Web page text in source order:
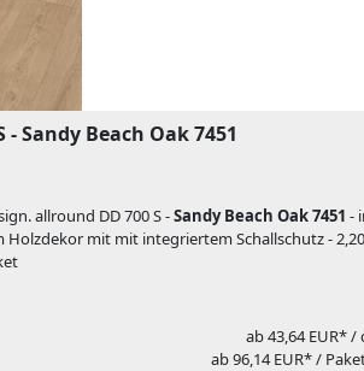
- Sandy Beach Oak 7451
allround DD 700 S -Sandy Beach Oak 7451 -
Holzdekor mit mit integriertem Schallschutz -
ab43,64 EUR*/
ab 96,14 EUR* /